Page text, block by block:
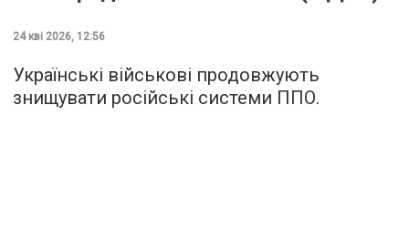
24 кві 2026, 12:56
Українські військові продовжують
знищувати російські системи ППО.